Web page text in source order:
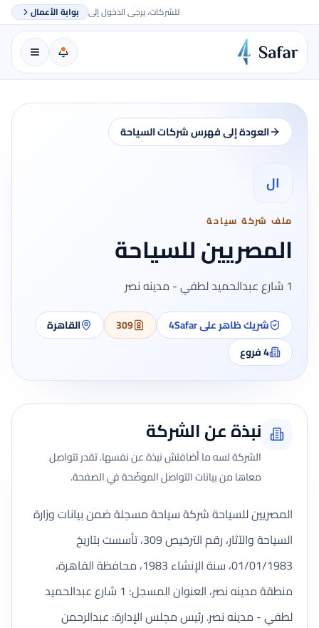
للشركات، يرجى الدخول إلى بوابة الأعمال
العودة إلى فهرس شركات السياحة
ال
ملف شركة سياحة
المصريين للسياحة
1 شارع عبدالحميد لطفي - مدينه نصر
شريك ظاهر على 4Safar 309
القاهرة
4فروع
نبذة عن الشركة
الشركة لسه ما أضافتش نبذة عن نفسها. تقدر تتواصل
معاها من بيانات التواصل الموضّحة في الصفحة.
المصريين للسياحة شركة سياحة مسجلة ضمن بيانات وزارة
السياحة والآثار، رقم الترخيص 309، تأسست بتاريخ
01/01/1983، سنة الإنشاء 1983، محافظة القاهرة،
منطقة مدينه نصر، العنوان المسجل: 1 شارع عبدالحميد
لطفي - مدينه نصر. رئيس مجلس الإدارة: عبدالرحمن